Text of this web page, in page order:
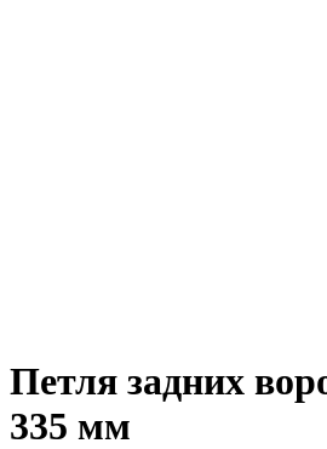
Петля задних
335 мм